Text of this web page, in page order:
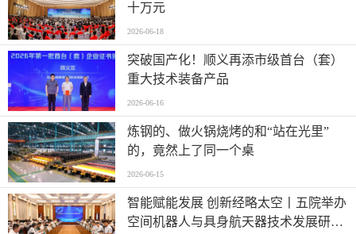
十万元
2026-06-18
突破国产化！顺义再添市级首台（套）
重大技术装备产品
2026-06-16
炼钢的、做火锅烧烤的和“站在光里”
的，竟然上了同一个桌
2026-06-15
智能赋能发展 创新经略太空丨五院举办
空间机器人与具身航天器技术发展研讨